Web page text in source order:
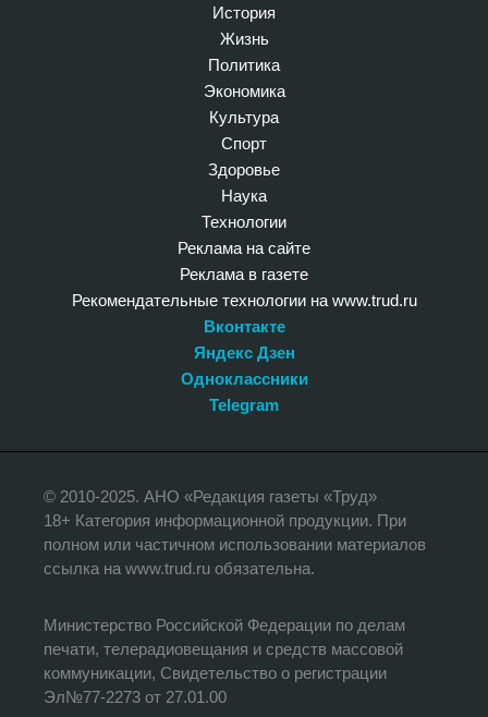
История
Жизнь
Политика
Экономика
Культура
Спорт
Здоровье
Наука
Технологии
Реклама на сайте
Реклама в газете
Рекомендательные технологии на www.trud.ru
Вконтакте
Яндекс Дзен
Одноклассники
Telegram
© 2010-2025. АНО «Редакция газеты «Труд»
18+ Категория информационной продукции. При
полном или частичном использовании материалов
ссылка на www.trud.ru обязательна.
Министерство Российской Федерации по делам
печати, телерадиовещания и средств массовой
коммуникации, Свидетельство о регистрации
Эл№77-2273 от 27.01.00